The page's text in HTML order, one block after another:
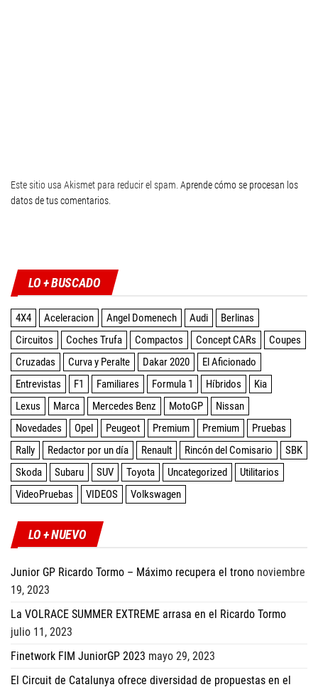
Este sitio usa Akismet para reducir el spam. Aprende cómo se procesan los
datos de tus comentarios.
LO + BUSCADO
4X4 Aceleracion Angel Domenech Audi
Berlinas
Circuitos
Coches Trufa Compactos Concept CARs
Coupes
Cruzadas
Curva y Peralte Dakar 2020
El Aficionado
Entrevistas
F1 Familiares Formula 1 Híbridos
Kia
Lexus
Marca Mercedes Benz MotoGP
Nissan
Novedades
Opel Peugeot Premium Premium
Pruebas
Rally
Redactor por un día Renault Rincón del Comisario
SBK
Skoda
Subaru SUV Toyota Uncategorized
Utilitarios
VideoPruebas
VIDEOS Volkswagen
LO + NUEVO
Junior GP Ricardo Tormo – Máximo recupera el trono noviembre
19, 2023
La VOLRACE SUMMER EXTREME arrasa en el Ricardo Tormo
julio 11, 2023
Finetwork FIM JuniorGP 2023 mayo 29, 2023
El Circuit de Catalunya ofrece diversidad de propuestas en el